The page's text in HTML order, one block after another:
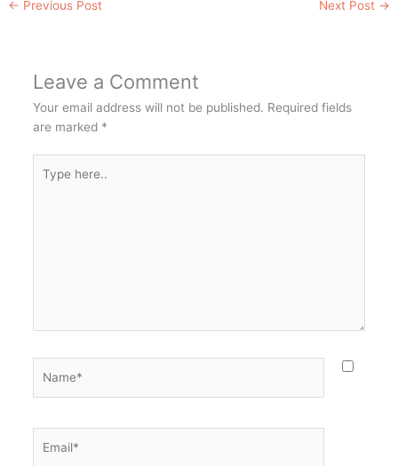
← Previous Post Next Post →
Leave a Comment
Your email address will not be published. Required fields
are marked *
here..